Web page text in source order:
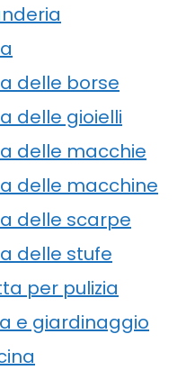
delle borse
delle gioielli
delle macchie
delle macchine
delle scarpe
delle stufe
per pulizia
e giardinaggio